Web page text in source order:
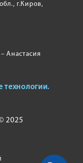
г.Киров,
Анастасия
технологии.
2025